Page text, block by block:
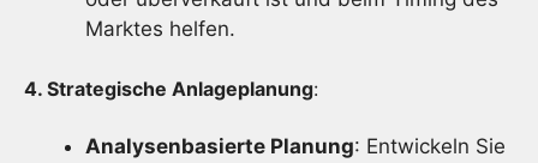
Marktes helfen.
4. Strategische Anlageplanung:
Analysenbasierte Planung: Entwickeln Sie